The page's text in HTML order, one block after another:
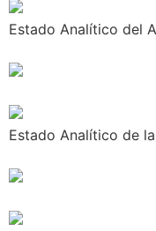
Estado Analítico del
Estado Analítico de